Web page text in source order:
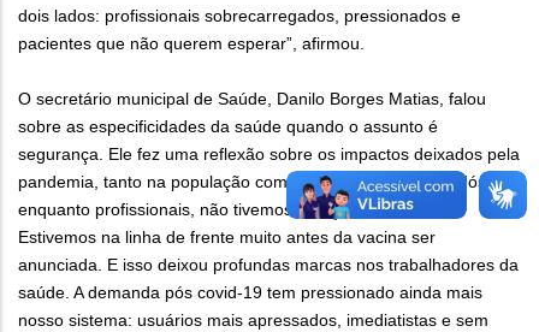
dois lados: profissionais sobrecarregados, pressionados e
pacientes que não querem esperar”, afirmou.
O secretário municipal de Saúde, Danilo Borges Matias, falou
sobre as especificidades da saúde quando o assunto é
segurança. Ele fez uma reflexão sobre os impactos deixados pela
pandemia, tanto na população como nos trabalhadores. “Nós,
enquanto profissionais, não tivemos a opção de não lutar.
Estivemos na linha de frente muito antes da vacina ser
anunciada. E isso deixou profundas marcas nos trabalhadores da
saúde. A demanda pós covid-19 tem pressionado ainda mais
nosso sistema: usuários mais apressados, imediatistas e sem